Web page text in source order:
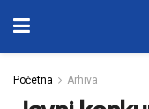
Početna Arhiva